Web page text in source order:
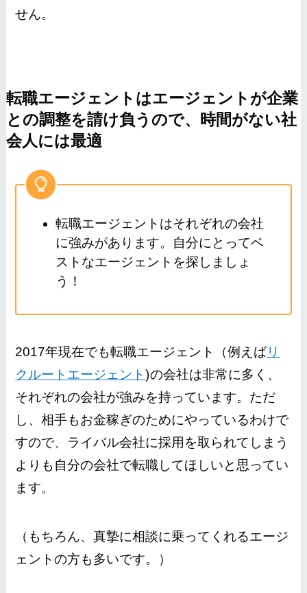
せん。
転職エージェントはエージェントが企業
との調整を請け負うので、時間がない社
会人には最適
転職エージェントはそれぞれの会社
に強みがあります。自分にとってベ
ストなエージェントを探しましょ
う！
2017年現在でも転職エージェント（例えばリ
クルートエージェント)の会社は非常に多く、
それぞれの会社が強みを持っています。ただ
し、相手もお金稼ぎのためにやっているわけで
すので、ライバル会社に採用を取られてしまう
よりも自分の会社で転職してほしいと思ってい
ます。
（もちろん、真摯に相談に乗ってくれるエージ
ェントの方も多いです。）